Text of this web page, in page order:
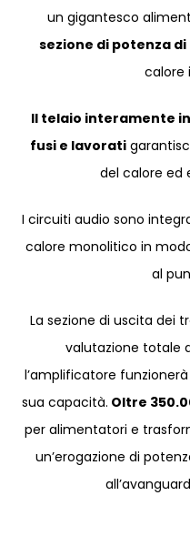
un gigantesco
sezione di potenza di
calore
Il telaio interamente
fusi e lavorati
del calore ed
I circuiti audio sono
calore monolitico in
al
La sezione di uscita dei
valutazione totale
l’amplificatore
sua capacità. Oltre
per alimentatori e
un’erogazione di